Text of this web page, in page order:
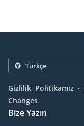
Gizlilik Politikamız .
Changes
Bize Yazın